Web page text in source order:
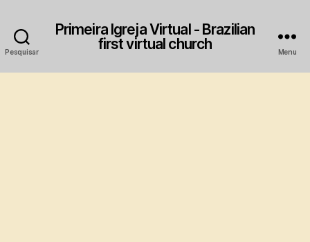
Pesquisar
Primeira Igreja Virtual - Brazilian
first virtual church
Menu